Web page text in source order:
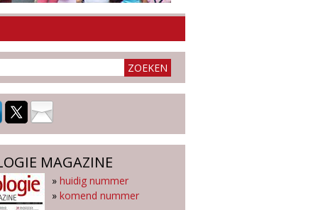
MAGAZINE
» huidig nummer
» komend nummer